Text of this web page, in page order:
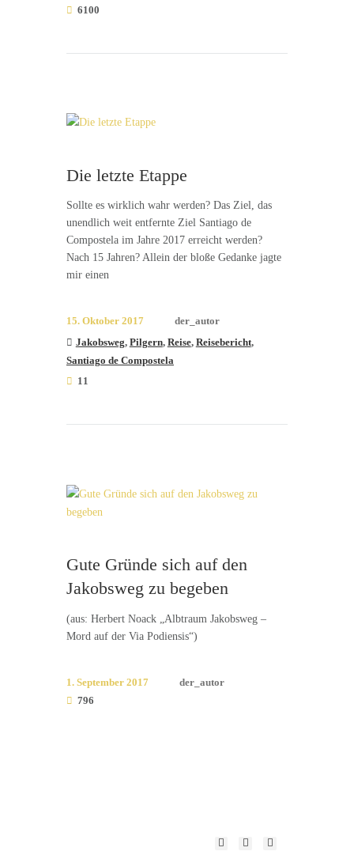
6100
Die letzte Etappe
Sollte es wirklich wahr werden? Das Ziel, das
unendlich weit entfernte Ziel Santiago de
Compostela im Jahre 2017 erreicht werden?
Nach 15 Jahren? Allein der bloße Gedanke jagte
mir einen
15. Oktober 2017
der_autor
Jakobsweg, Pilgern, Reise, Reisebericht,
Santiago de Compostela
11
Gute Gründe sich auf den
Jakobsweg zu begeben
(aus: Herbert Noack „Albtraum Jakobsweg –
Mord auf der Via Podiensis“)
1. September 2017
der_autor
796